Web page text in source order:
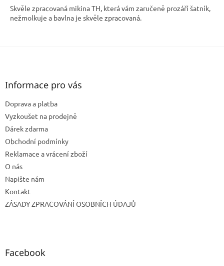
Skvěle zpracovaná mikina TH, která vám zaručeně prozáří šatník,
nežmolkuje a bavlna je skvěle zpracovaná.
Z
Informace pro vás
Doprava a platba
Vyzkoušet na prodejně
Dárek zdarma
Obchodní podmínky
Reklamace a vrácení zboží
O nás
Napište nám
Kontakt
ZÁSADY ZPRACOVÁNÍ OSOBNÍCH ÚDAJŮ
Facebook